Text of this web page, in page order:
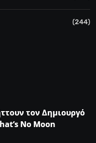
(244)
τον Δημιουργό
No Moon